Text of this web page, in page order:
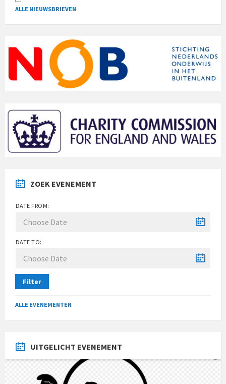
ALLE NIEUWSBRIEVEN
ZOEK EVENEMENT
DATE FROM:
DATE TO:
Filter
ALLE EVENEMENTEN
UITGELICHT EVENEMENT